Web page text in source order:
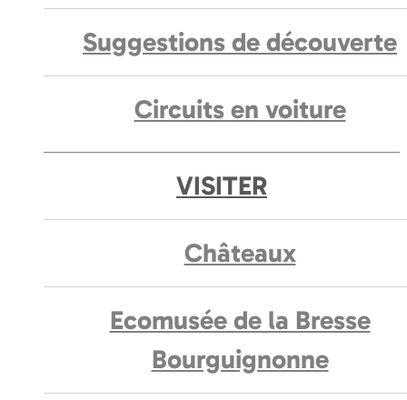
Suggestions de découverte
Circuits en voiture
VISITER
Châteaux
Ecomusée de la Bresse
Bourguignonne